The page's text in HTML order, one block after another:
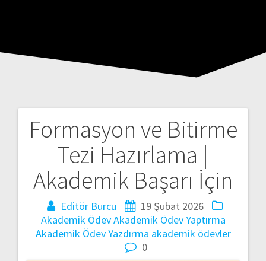
Formasyon ve Bitirme
Tezi Hazırlama |
Akademik Başarı İçin
Editör Burcu
19 Şubat 2026
Akademik ÖdevAkademik Ödev Yaptırma
Akademik Ödev Yazdırma akademik ödevler
0
Yazı
gezinmesi